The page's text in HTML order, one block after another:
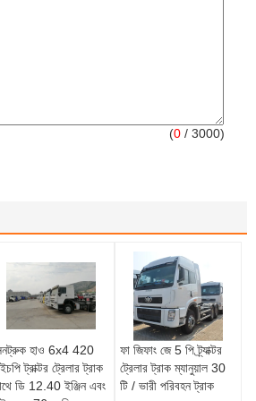
(0 / 3000)
হাও 6x4 420
ট্রাক্টর ট্রেলার ট্রাক
ডি 12.40 ইঞ্জিন এবং
ফা জিফাং জে 5 পি ট্র্যাক্টর
ট্রেলার ট্রাক ম্যানুয়াল 30
টি / ভারী পরিবহন ট্রাক